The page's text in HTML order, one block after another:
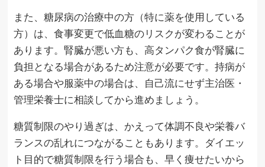
また、糖尿病の治療中の方（特に薬を使用している
方）は、食事変更で低血糖のリスクが変わることが
あります。腎臓が悪い方も、高タンパク食が腎臓に
負担となる場合があるため注意が必要です。持病が
ある場合や服薬中の場合は、自己流にせず主治医・
管理栄養士に相談してから進めましょう。
糖質制限のやり過ぎは、かえって体調不良や栄養バ
ランスの乱れにつながることもあります。ダイエッ
ト目的で糖質制限を行う場合も、早く痩せたいから